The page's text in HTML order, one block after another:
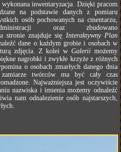
wykonana inwentaryzacja. Dzięki pracom
na podstawie danych z pomiaru
osób pochowanych na cmentarzu,
oraz zbudowano
stronie znajduje się Interaktywny Plan
dane o każdym grobie i osobach w
zdjęcia. Z kolei w Galerii możemy
nagrobki i zwykłe krzyże z różnych
o osobach zmarłych danego dnia
twórców ma być cały czas
Najważniejsza jest oczywiście
nazwiska i imienia możemy odnaleźć
nam odnalezienie osób najstarszych,